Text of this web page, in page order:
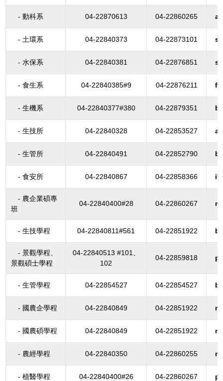
- 動科系 04-22870613 04-22860265
- 土環系 04-22840373 04-22873101
- 水保系 04-22840381 04-22876851
- 食生系 04-22840385#9 04-22876211
- 生機系 04-22840377#380 04-22879351
- 生技所 04-22840328 04-22853527
- 生管所 04-22840491 04-22852790
- 食安所 04-22840867 04-22858366
- 農企業碩專
班
04-22840400#28 04-22860267
- 生技學程 04-22840811#561 04-22851922
- 景觀學程、
景觀碩士學程
04-22840513 #101、
102
04-22859818
- 生管學程 04-22854527 04-22854527
- 國農企學程 04-22840849 04-22851922
- 國農碩學程 04-22840849 04-22851922
- 農經學程 04-22840350 04-22860255
- 植醫學程 04-22840400#26 04-22860267